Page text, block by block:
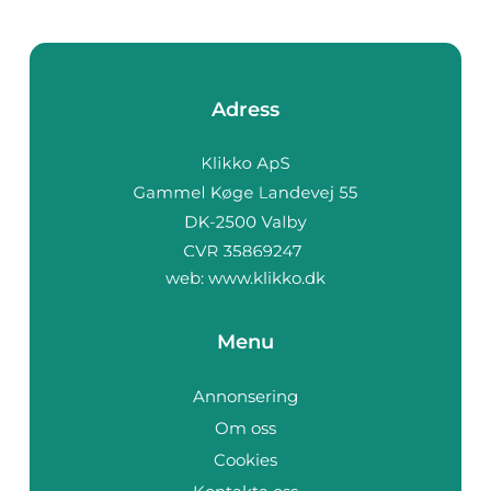
Adress
web: www.klikko.dk
Menu
Annonsering
Om oss
Cookies